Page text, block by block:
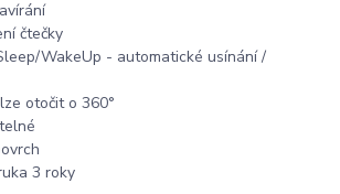
čtečky
WakeUp - automatické usínání /
otočit o 360°
3 roky